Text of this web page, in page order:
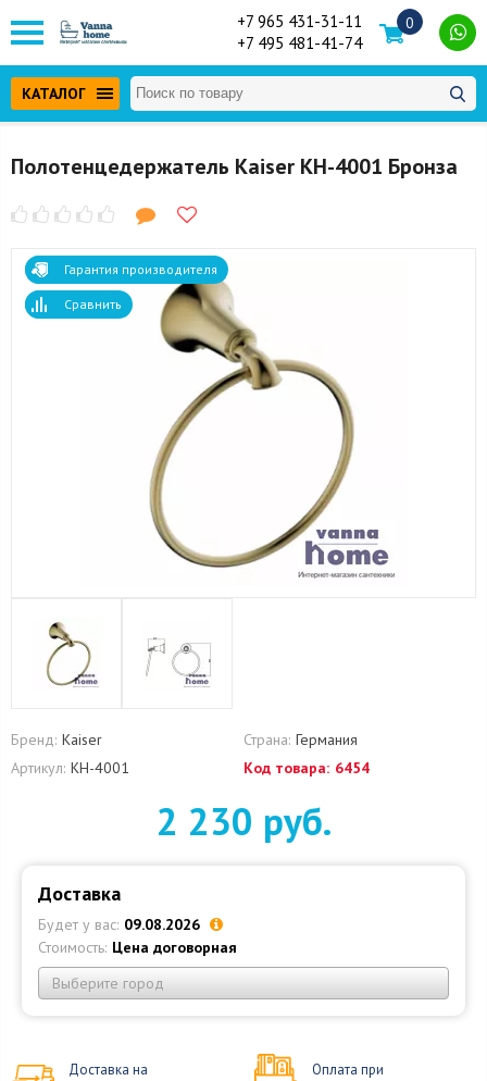
+7 965 431-31-11
+7 495 481-41-74
0
КАТАЛОГ
Полотенцедержатель Kaiser KH-4001 Бронза
Гарантия производителя
Сравнить
Бренд: Kaiser Страна: Германия
Артикул: KH-4001 Код товара: 6454
2 230 руб.
Доставка
Будет у вас: 09.08.2026
Стоимость: Цена договорная
Выберите город
Доставка на
Оплата при